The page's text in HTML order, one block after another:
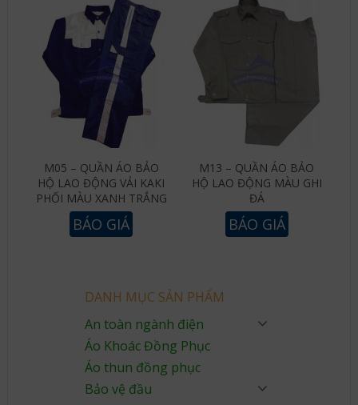
M05 – QUẦN ÁO BẢO
HỘ LAO ĐỘNG VẢI KAKI
PHỐI MÀU XANH TRẮNG
BÁO GIÁ
M13 – QUẦN ÁO BẢO
HỘ LAO ĐỘNG MÀU GHI
ĐÁ
BÁO GIÁ
DANH MỤC SẢN PHẨM
An toàn ngành điện
Áo Khoác Đồng Phục
Áo thun đồng phục
Bảo vệ đầu